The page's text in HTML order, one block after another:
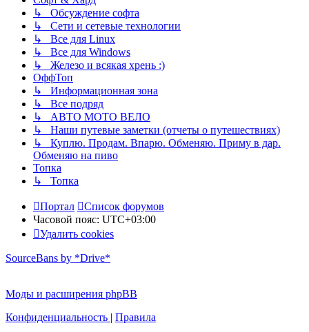
↳ Обсуждение софта
↳ Сети и сетевые технологии
↳ Все для Linux
↳ Все для Windows
↳ Железо и всякая хрень :)
ОффТоп
↳ Информационная зона
↳ Все подряд
↳ АВТО МОТО ВЕЛО
↳ Наши путевые заметки (отчеты о путешествиях)
↳ Куплю. Продам. Впарю. Обменяю. Приму в дар.
Обменяю на пиво
Топка
↳ Топка
Портал
Список форумов
Часовой пояс: UTC+03:00
Удалить cookies
SourceBans by *Drive*
Моды и расширения phpBB
Конфиденциальность | Правила